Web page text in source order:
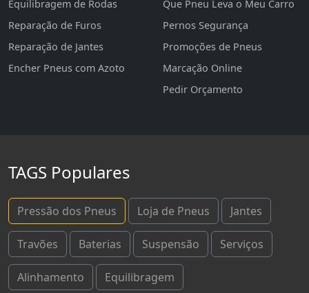
Equilibragem de Rodas
Reparação de Furos
Reparação de Jantes
Encher Pneus com Azoto
Que Pneu Leva o Meu Carro
Pernos Segurança
Promoções de Pneus
Marcação Online
Pedir Orçamento
TAGS Populares
Pressão dos Pneus Loja de Pneus Jantes
Travões Baterias Suspensão Serviços
Alinhamento Equilibragem